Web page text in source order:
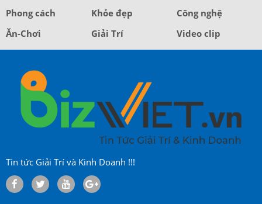
Phong cách
Khỏe đẹp
Công nghệ
Ăn-Chơi
Giải Trí Video clip
Tin tức Giải Trí và Kinh Doanh !!!